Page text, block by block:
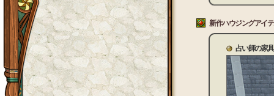
新作ハウジングアイ
占い師の家